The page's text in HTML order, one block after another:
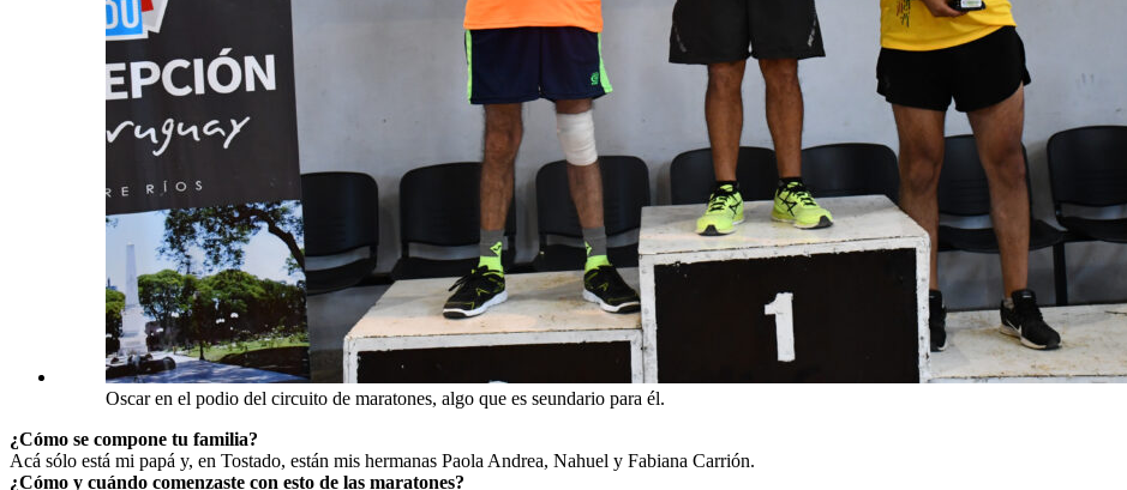
Oscar en el podio del circuito de maratones, algo que es seundario para él.
¿Cómo se compone tu familia?
Acá sólo está mi papá y, en Tostado, están mis hermanas Paola Andrea, Nahuel y Fabiana Carrión.
¿Cómo y cuándo comenzaste con esto de las maratones?